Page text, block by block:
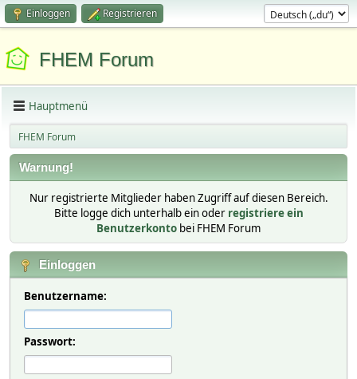
Einloggen Registrieren
FHEM Forum
Hauptmenü
FHEM Forum
Warnung!
Nur registrierte Mitglieder haben Zugriff auf diesen Bereich.
Bitte logge dich unterhalb ein oder registriere ein
Benutzerkonto bei FHEM Forum
Einloggen
Benutzername:
Passwort: